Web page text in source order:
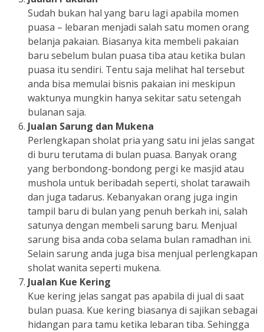
Sudah bukan hal yang baru lagi apabila momen
puasa – lebaran menjadi salah satu momen orang
belanja pakaian. Biasanya kita membeli pakaian
baru sebelum bulan puasa tiba atau ketika bulan
puasa itu sendiri. Tentu saja melihat hal tersebut
anda bisa memulai bisnis pakaian ini meskipun
waktunya mungkin hanya sekitar satu setengah
bulanan saja.
Jualan Sarung dan Mukena
Perlengkapan sholat pria yang satu ini jelas sangat
di buru terutama di bulan puasa. Banyak orang
yang berbondong-bondong pergi ke masjid atau
mushola untuk beribadah seperti, sholat tarawaih
dan juga tadarus. Kebanyakan orang juga ingin
tampil baru di bulan yang penuh berkah ini, salah
satunya dengan membeli sarung baru. Menjual
sarung bisa anda coba selama bulan ramadhan ini.
Selain sarung anda juga bisa menjual perlengkapan
sholat wanita seperti mukena.
Jualan Kue Kering
Kue kering jelas sangat pas apabila di jual di saat
bulan puasa. Kue kering biasanya di sajikan sebagai
hidangan para tamu ketika lebaran tiba. Sehingga